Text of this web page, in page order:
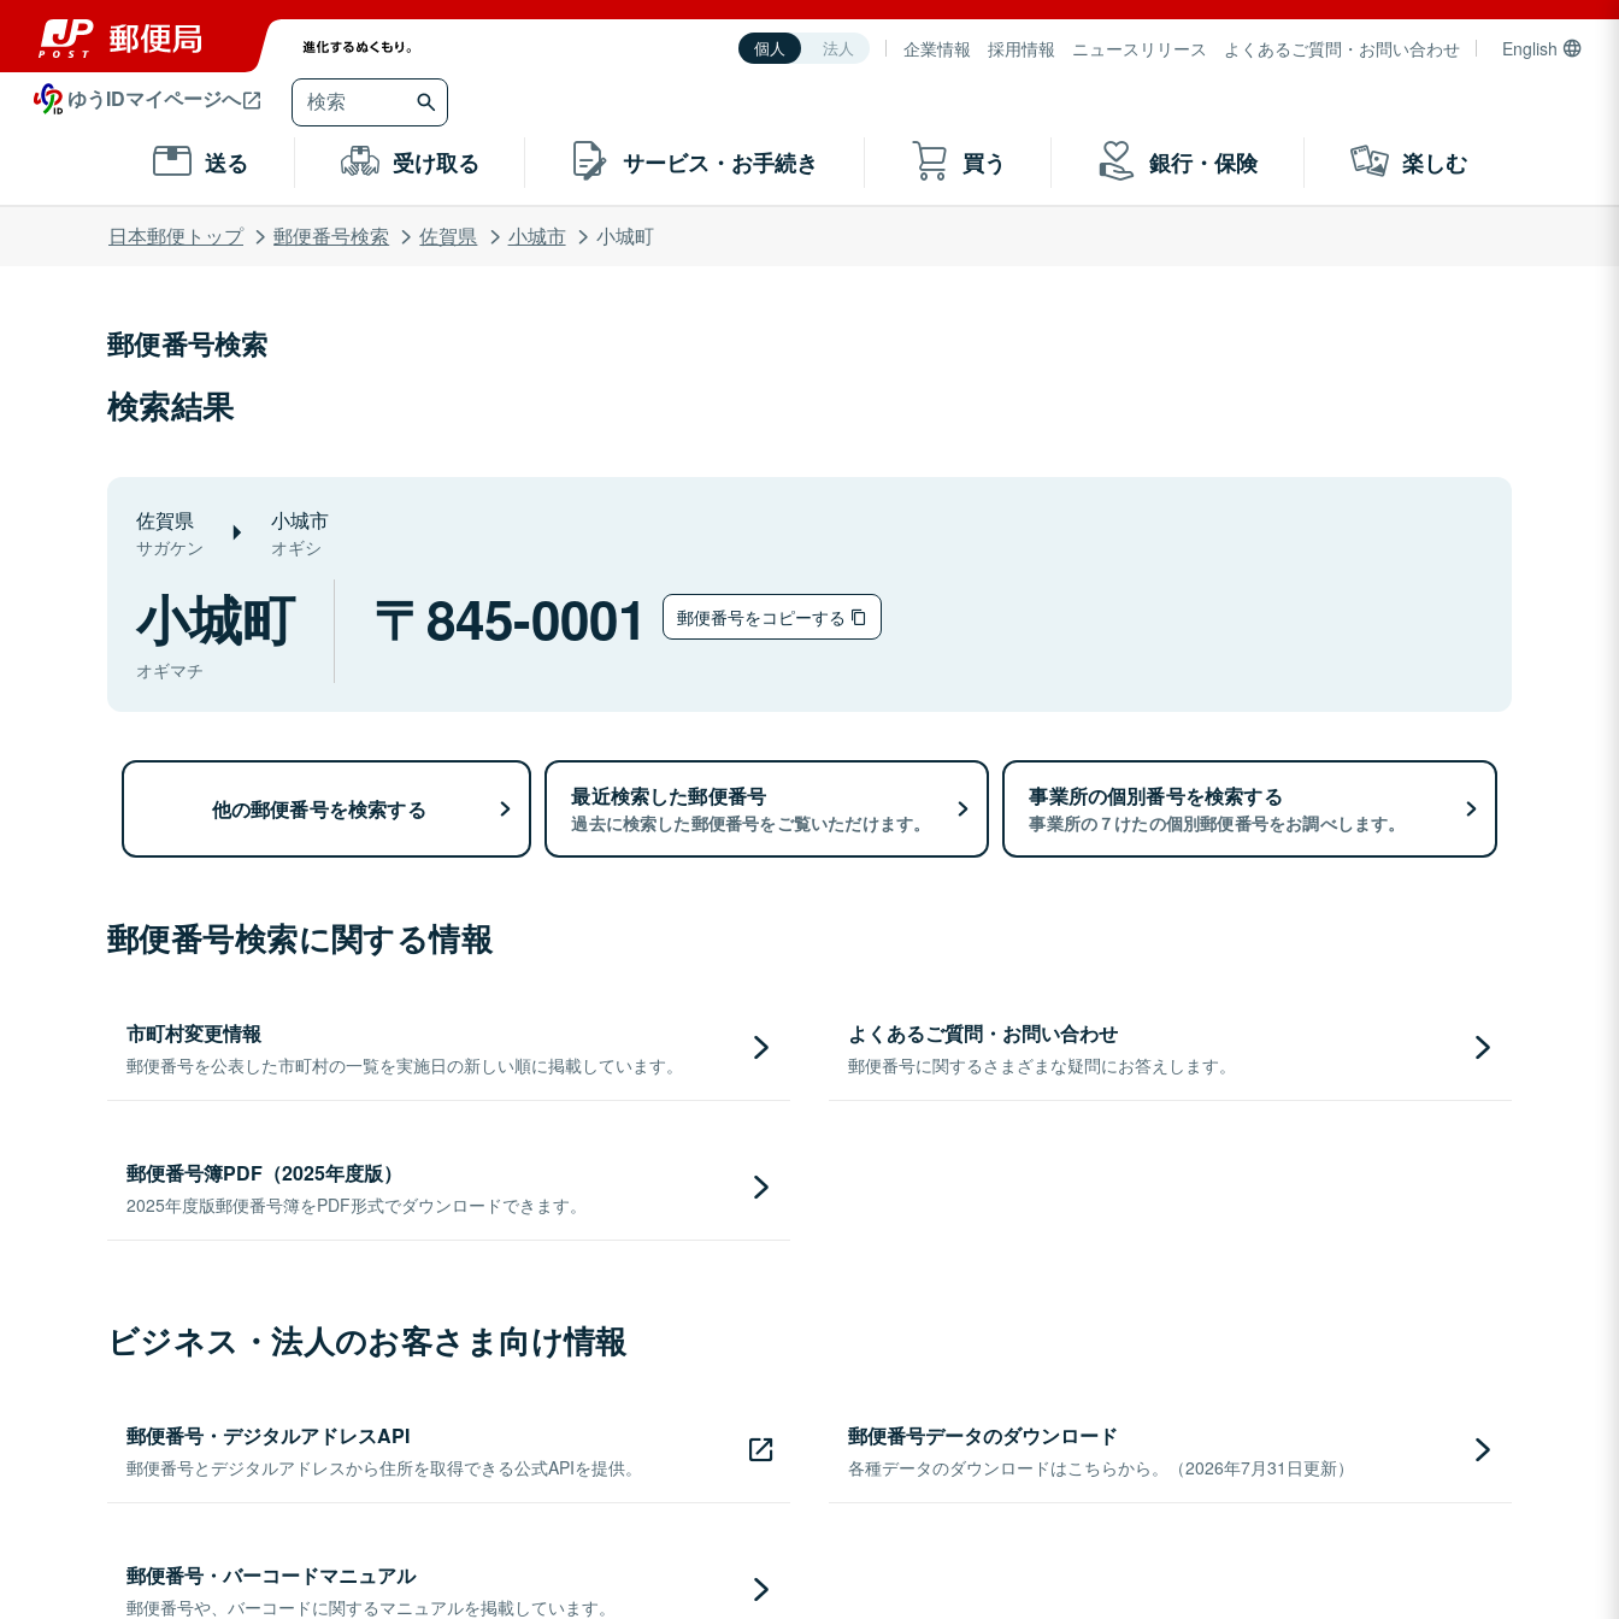
個人 法人 企業情報 採用情報 ニュースリリース よくあるご質問・お問い合わせ English
ゆうIDマイページへ
送る 受け取る サービス・お手続き 買う 銀行・保険 楽しむ
日本郵便トップ 郵便番号検索 佐賀県 小城市 小城町
郵便番号検索
検索結果
佐賀県
サガケン
小城市
オギシ
小城町
オギマチ
845-0001 郵便番号をコピーする
他の郵便番号を検索する 最近検索した郵便番号
過去に検索した郵便番号をご覧いただけます。
事業所の個別番号を検索する
事業所の７けたの個別郵便番号をお調べします。
郵便番号検索に関する情報
市町村変更情報
郵便番号を公表した市町村の一覧を実施日の新しい順に掲載しています。
よくあるご質問・お問い合わせ
郵便番号に関するさまざまな疑問にお答えします。
郵便番号簿PDF（2025年度版）
2025年度版郵便番号簿をPDF形式でダウンロードできます。
ビジネス・法人のお客さま向け情報
郵便番号・デジタルアドレスAPI
郵便番号とデジタルアドレスから住所を取得できる公式APIを提供。
郵便番号データのダウンロード
各種データのダウンロードはこちらから。（2026年7月31日更新）
郵便番号・バーコードマニュアル
郵便番号や、バーコードに関するマニュアルを掲載しています。